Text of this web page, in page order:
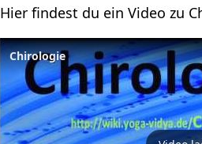
Hier findest du ein Video zu
Chirologie